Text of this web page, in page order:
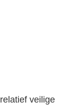
veilige